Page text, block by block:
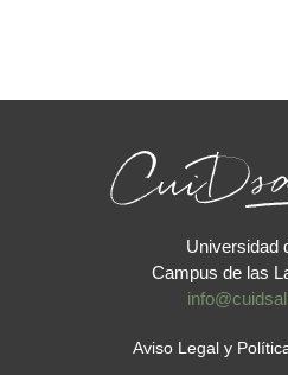
Universidad
Campus de las
Aviso Legal y